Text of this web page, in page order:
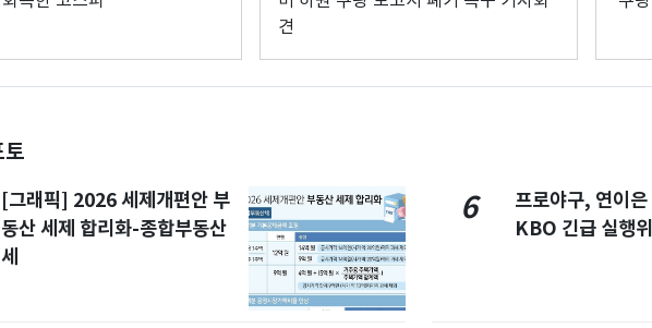
견
토
[그래픽] 2026 세제개편안 부
동산 세제 합리화-종합부동산
세
6
프로야구, 연이
KBO 긴급 실행